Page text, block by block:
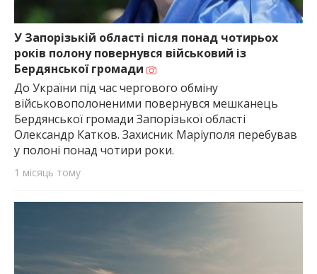
У Запорізькій області після понад чотирьох
років полону повернувся військовий із
Бердянської громади
До України під час чергового обміну
військовополоненими повернувся мешканець
Бердянської громади Запорізької області
Олександр Катков. Захисник Маріуполя перебував
у полоні понад чотири роки.
1 місяць тому